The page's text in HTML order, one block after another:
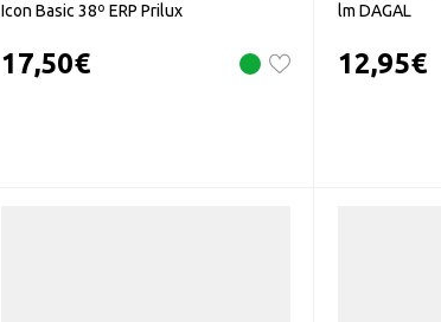
Icon Basic 38º ERP Prilux
17,50€
lm DAGAL
12,95€